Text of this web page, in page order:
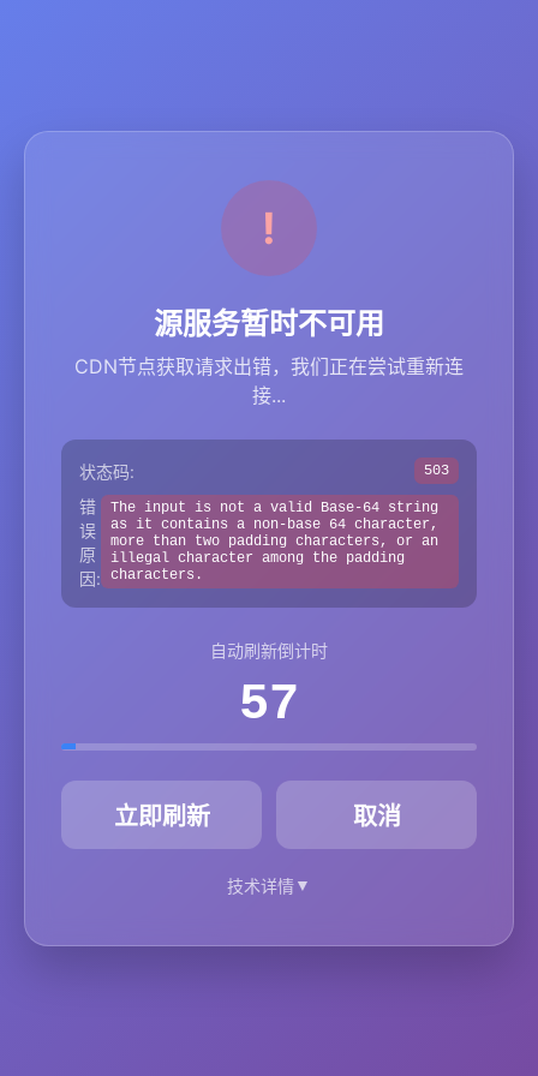
源服务暂时不可用
CDN节点获取请求出错，我们正在尝试重新连
接...
状态码: 503
错
误
原
因:
The input is not a valid Base-64 string
as it contains a non-base 64 character,
more than two padding characters, or an
illegal character among the padding
characters.
自动刷新倒计时
57
立即刷新 取消
技术详情▼